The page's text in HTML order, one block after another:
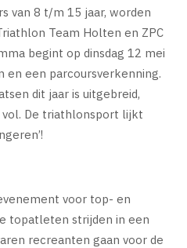
van 8 t/m 15 jaar, worden
Team Holten en ZPC
begint op dinsdag 12 mei
en een parcoursverkenning.
dit jaar is uitgebreid,
De triathlonsport lijkt
voor top- en
topatleten strijden in een
recreanten gaan voor de